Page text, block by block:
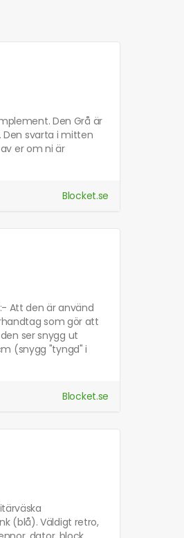
Den Grå är
Den svarta i mitten
er om ni är
Blocket.se
Att den är använd
som gör att
ser snygg ut
(snygg "tyngd" i
Blocket.se
(blå). Väldigt retro,